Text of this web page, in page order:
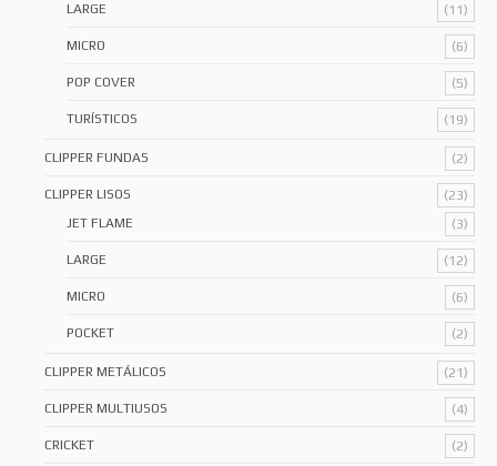
LARGE (11)
MICRO (6)
POP COVER (5)
TURÍSTICOS (19)
CLIPPER FUNDAS (2)
CLIPPER LISOS
(23)
JET FLAME
(3)
LARGE (12)
MICRO (6)
POCKET (2)
CLIPPER METÁLICOS (21)
CLIPPER MULTIUSOS (4)
CRICKET (2)